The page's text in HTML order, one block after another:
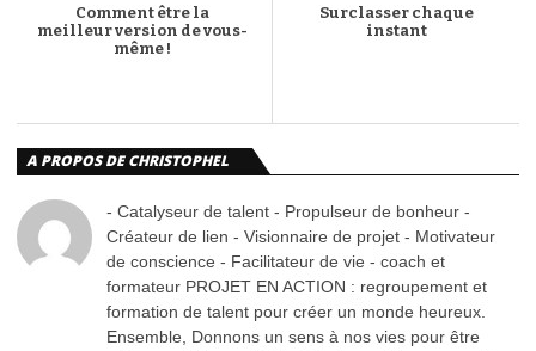
Comment être la
meilleur version de vous-
même !
Surclasser chaque
instant
A PROPOS DE CHRISTOPHEL
- Catalyseur de talent - Propulseur de bonheur -
Créateur de lien - Visionnaire de projet - Motivateur
de conscience - Facilitateur de vie - coach et
formateur PROJET EN ACTION : regroupement et
formation de talent pour créer un monde heureux.
Ensemble, Donnons un sens à nos vies pour être